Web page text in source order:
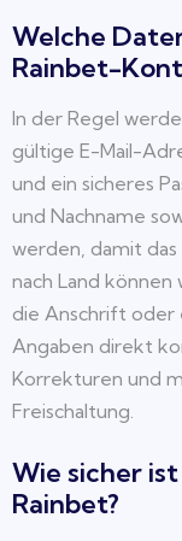
Welche
Rainbet-
In der Regel
gültige E-Mail-
und ein sicheres
und Nachname
werden, damit
nach Land
die Anschrift oder
Angaben direkt
Korrekturen und
Freischaltung.
Wie sicher
Rainbet?